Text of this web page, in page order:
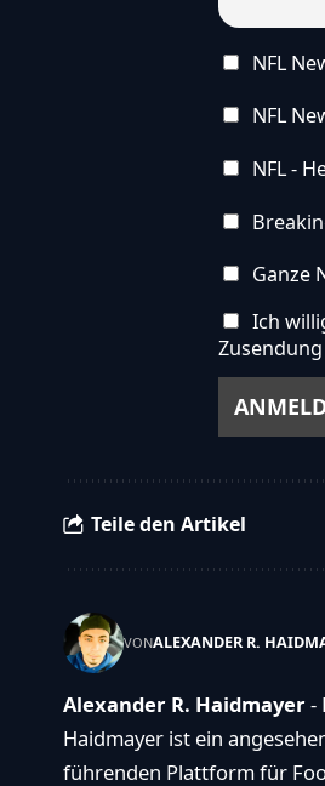
NFL
NFL
NFL -
Ganze
Ich
Teile den Artikel
VONALEXANDER R.
Alexander R. Haidmayer-
Haidmayer ist ein
führenden Plattform für